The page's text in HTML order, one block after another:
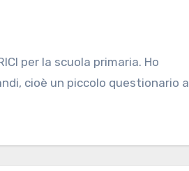
per la scuola primaria. Ho
cioè un piccolo questionario a